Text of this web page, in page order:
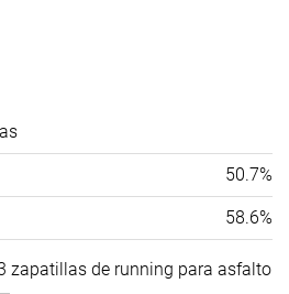
50.7%
58.6%
zapatillas de running para asfalto